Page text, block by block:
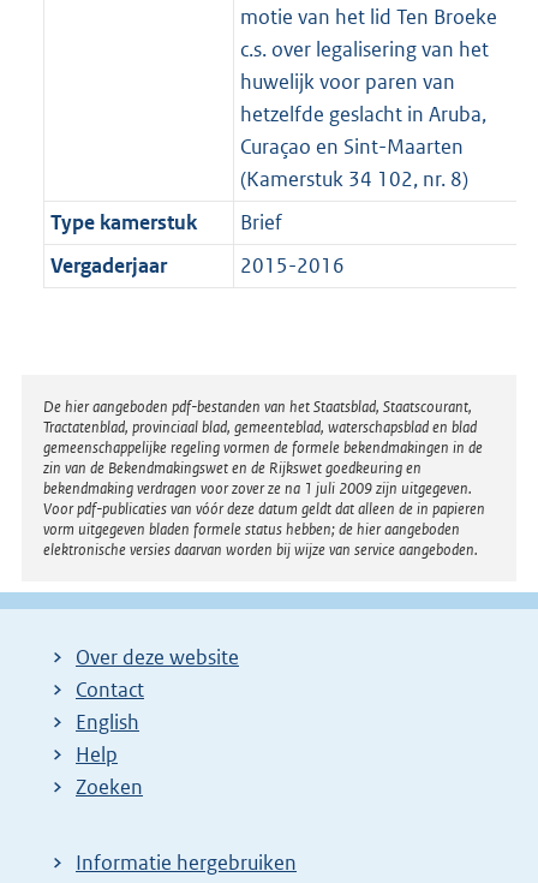
motie van het lid Ten Broeke
c.s. over legalisering van het
huwelijk voor paren van
hetzelfde geslacht in Aruba,
Curaçao en Sint-Maarten
(Kamerstuk 34 102, nr. 8)
Type kamerstuk
Brief
Vergaderjaar
2015-2016
Disclaimer
De hier aangeboden pdf-bestanden van het Staatsblad, Staatscourant,
Tractatenblad, provinciaal blad, gemeenteblad, waterschapsblad en blad
gemeenschappelijke regeling vormen de formele bekendmakingen in de
zin van de Bekendmakingswet en de Rijkswet goedkeuring en
bekendmaking verdragen voor zover ze na 1 juli 2009 zijn uitgegeven.
Voor pdf-publicaties van vóór deze datum geldt dat alleen de in papieren
vorm uitgegeven bladen formele status hebben; de hier aangeboden
elektronische versies daarvan worden bij wijze van service aangeboden.
Over deze website
Contact
English
Help
Zoeken
Informatie hergebruiken